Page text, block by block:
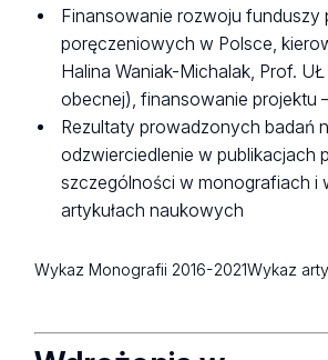
Finansowanie rozwoju
poręczeniowych w Polsce,
Halina Waniak-Michalak, Prof.
obecnej), finansowanie projektu
Rezultaty prowadzonych badań
odzwierciedlenie w publikacjach
szczególności w monografiach
artykułach naukowych
Wykaz Monografii 2016-2021Wykaz